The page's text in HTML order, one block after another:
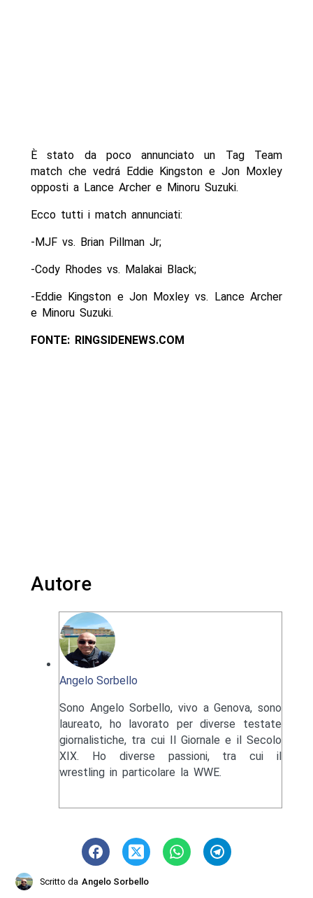
È stato da poco annunciato un Tag Team
match che vedrá Eddie Kingston e Jon Moxley
opposti a Lance Archer e Minoru Suzuki.
Ecco tutti i match annunciati:
-MJF vs. Brian Pillman Jr;
-Cody Rhodes vs. Malakai Black;
-Eddie Kingston e Jon Moxley vs. Lance Archer
e Minoru Suzuki.
FONTE: RINGSIDENEWS.COM
Autore
Angelo Sorbello
Sono Angelo Sorbello, vivo a Genova, sono
laureato, ho lavorato per diverse testate
giornalistiche, tra cui Il Giornale e il Secolo
XIX. Ho diverse passioni, tra cui il
wrestling in particolare la WWE.
Scritto da Angelo Sorbello